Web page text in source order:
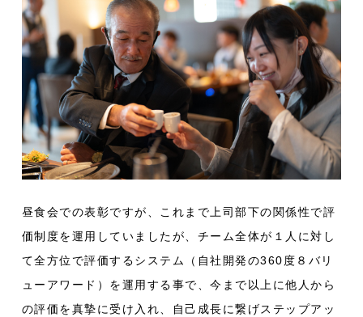
昼食会での表彰ですが、これまで上司部下の関係性で評
価制度を運用していましたが、チーム全体が１人に対し
て全方位で評価するシステム（自社開発の360度８バリ
ューアワード）を運用する事で、今まで以上に他人から
の評価を真摯に受け入れ、自己成長に繋げステップアッ